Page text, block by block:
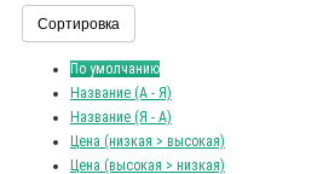
Сортировка
По умолчанию
Название (А - Я)
Название (Я - А)
Цена (низкая > высокая)
Цена (высокая > низкая)